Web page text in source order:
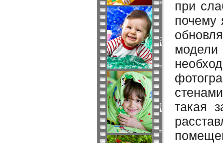
при
почему
модели
такая